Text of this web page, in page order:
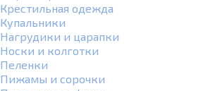
Крестильная одежда
Купальники
Нагрудики и царапки
Носки и колготки
Пеленки
Пижамы и сорочки